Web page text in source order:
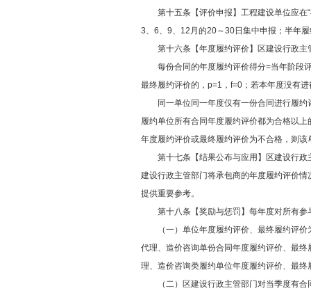
第十五条【评价申报】工程建设单位应在“
3、6、9、12月的20～30日集中申报；半年
第十六条【年度履约评价】区建设行政主
每份合同的年度履约评价得分=当年阶段评
最终履约评价的，p=1，f=0；若本年度没有
同一单位同一年度仅有一份合同进行履约
履约单位所有合同年度履约评价都为合格以
年度履约评价或最终履约评价为不合格，则
第十七条【结果公布与应用】区建设行政
建设行政主管部门将承包商的年度履约评价
提供重要参考。
第十八条【奖励与惩罚】每年度对所有参
（一）单位年度履约评价、最终履约评价
代理、造价咨询单份合同年度履约评价、最
理、造价咨询类履约单位年度履约评价、最
（二）区建设行政主管部门对当季度有合